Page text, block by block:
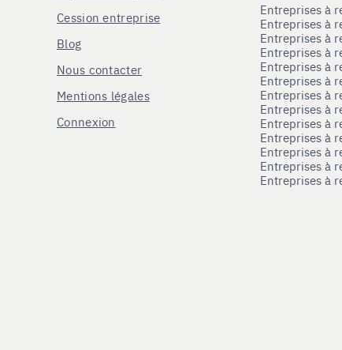
Cession entreprise
Blog
Nous contacter
Mentions légales
Connexion
Entreprises à
Entreprises à
Entreprises à
Entreprises à
Entreprises à
Entreprises à
Entreprises à
Entreprises à
Entreprises à
Entreprises à
Entreprises à
Entreprises à
Entreprises à